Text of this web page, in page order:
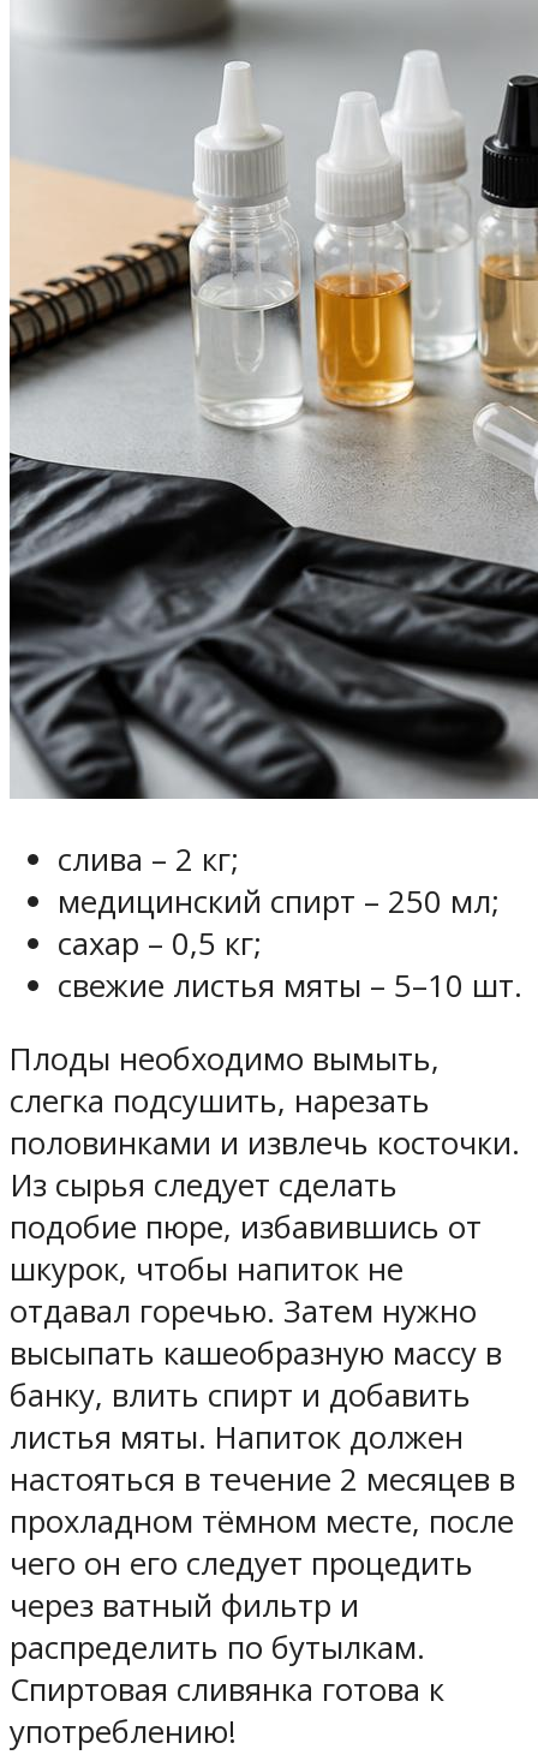
слива – 2 кг;
медицинский спирт – 250 мл;
сахар – 0,5 кг;
свежие листья мяты – 5–10 шт.
Плоды необходимо вымыть,
слегка подсушить, нарезать
половинками и извлечь косточки.
Из сырья следует сделать
подобие пюре, избавившись от
шкурок, чтобы напиток не
отдавал горечью. Затем нужно
высыпать кашеобразную массу в
банку, влить спирт и добавить
листья мяты. Напиток должен
настояться в течение 2 месяцев в
прохладном тёмном месте, после
чего он его следует процедить
через ватный фильтр и
распределить по бутылкам.
Спиртовая сливянка готова к
употреблению!